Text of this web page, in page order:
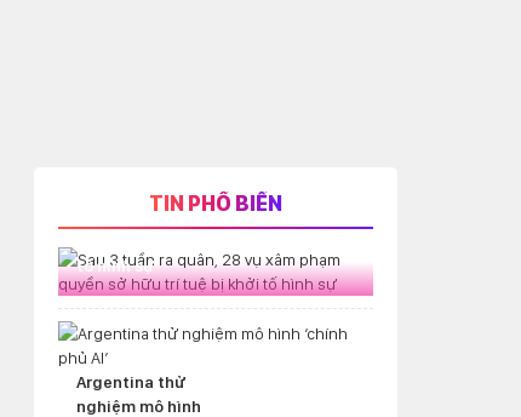
TIN PHỔ BIẾN
Sau 3 tuần ra quân, 28 vụ xâm
tố hình sự
Argentina thử
nghiệm mô hình